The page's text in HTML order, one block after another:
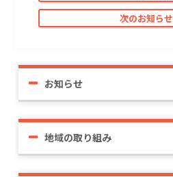
次のお知らせ
お知らせ
地域の取り組み